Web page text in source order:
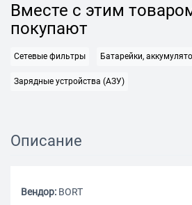
Вместе с этим
покупают
Сетевые фильтры Батарейки,
Зарядные устройства (АЗУ)
Описание
Вендор: BORT